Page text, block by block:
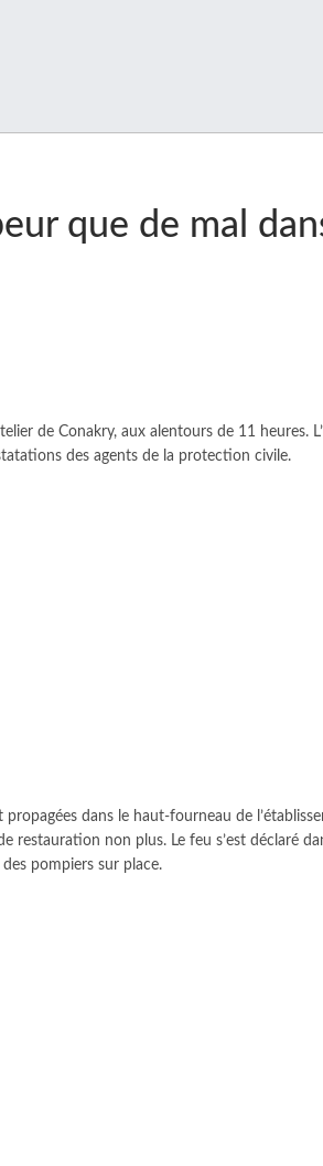
que de mal
de Conakry, aux alentours de 11 heures.
des agents de la protection civile.
dans le haut-fourneau de
non plus. Le feu s’est déclaré
des pompiers sur place.